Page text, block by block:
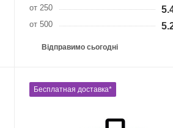
от 250
от 500
Відправимо сьогодні
Бесплатная доставка*